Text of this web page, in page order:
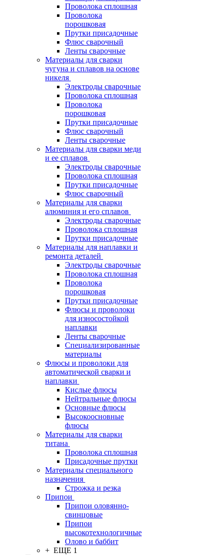
Проволока сплошная
Проволока
порошковая
Прутки присадочные
Флюс сварочный
Ленты сварочные
Материалы для сварки
чугуна и сплавов на основе
никеля
Электроды сварочные
Проволока сплошная
Проволока
порошковая
Прутки присадочные
Флюс сварочный
Ленты сварочные
Материалы для сварки меди
и ее сплавов
Электроды сварочные
Проволока сплошная
Прутки присадочные
Флюс сварочный
Материалы для сварки
алюминия и его сплавов
Электроды сварочные
Проволока сплошная
Прутки присадочные
Материалы для наплавки и
ремонта деталей
Электроды сварочные
Проволока сплошная
Проволока
порошковая
Прутки присадочные
Флюсы и проволоки
для износостойкой
наплавки
Ленты сварочные
Специализированные
материалы
Флюсы и проволоки для
автоматической сварки и
наплавки
Кислые флюсы
Нейтральные флюсы
Основные флюсы
Высокоосновные
флюсы
Материалы для сварки
титана
Проволока сплошная
Присадочные прутки
Материалы специального
назначения
Строжка и резка
Припои
Припои оловянно-
свинцовые
Припои
высокотехнологичные
Олово и баббит
+ ЕЩЕ 1